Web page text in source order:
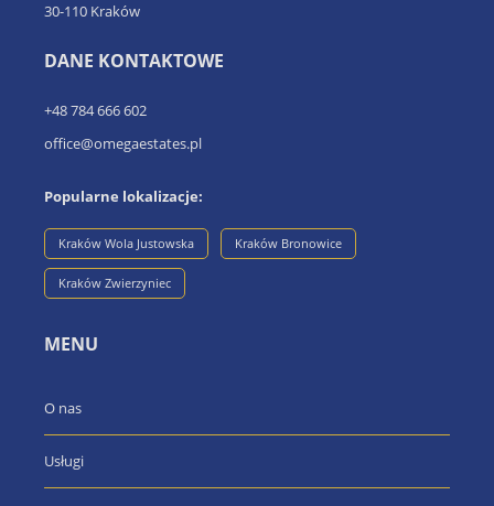
30-110 Kraków
DANE KONTAKTOWE
+48 784 666 602
office@omegaestates.pl
Popularne lokalizacje:
Kraków Wola Justowska Kraków Bronowice
Kraków Zwierzyniec
MENU
O nas
Usługi